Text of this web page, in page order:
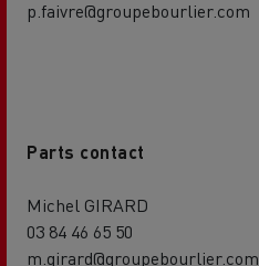
p.faivre@groupebourlier.com
Parts contact
Michel GIRARD
03 84 46 65 50
m.girard@groupebourlier.com